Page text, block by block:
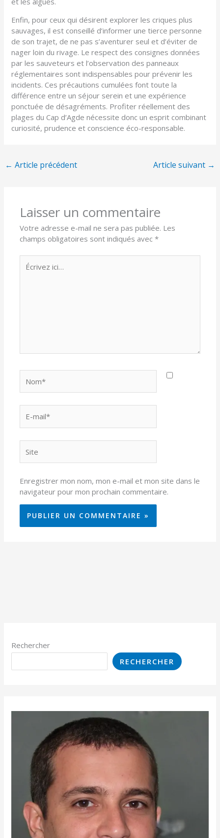
Enfin, pour ceux qui désirent explorer les criques plus
sauvages, il est conseillé d’informer une tierce personne
de son trajet, de ne pas s’aventurer seul et d’éviter de
nager loin du rivage. Le respect des consignes données
par les sauveteurs et l’observation des panneaux
réglementaires sont indispensables pour prévenir les
incidents. Ces précautions cumulées font toute la
différence entre un séjour serein et une expérience
ponctuée de désagréments. Profiter réellement des
plages du Cap d’Agde nécessite donc un esprit combinant
curiosité, prudence et conscience éco-responsable.
← Article précédent Article suivant →
Laisser un commentaire
Votre adresse e-mail ne sera pas publiée. Les
champs obligatoires sont indiqués avec*
ici…
mail*
Enregistrer mon nom, mon e-mail et mon site dans le
navigateur pour mon prochain commentaire.
Rechercher
RECHERCHER